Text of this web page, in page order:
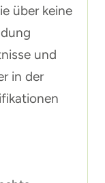
über keine
und
in der